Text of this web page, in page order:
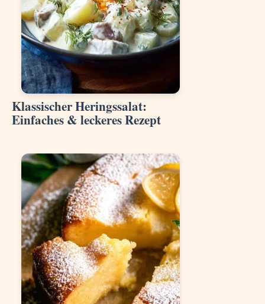
Klassischer Heringssalat:
Einfaches & leckeres Rezept